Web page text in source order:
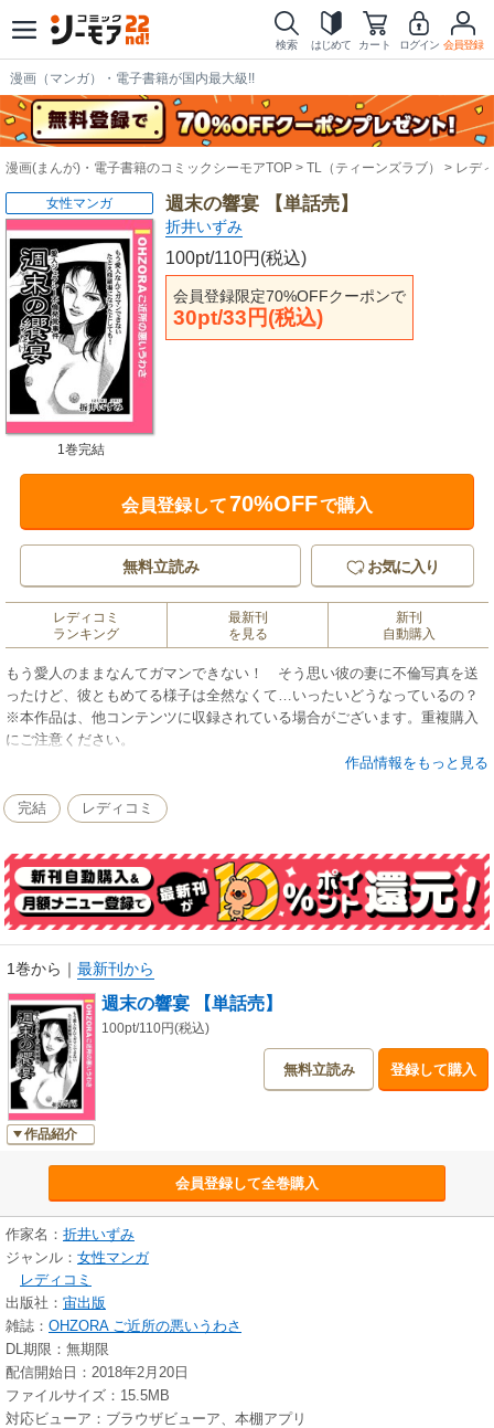
検索 はじめて カート ログイン 会員登録
漫画（マンガ）・電子書籍が国内最大級!!
漫画(まんが)・電子書籍のコミックシーモアTOP TL（ティーンズラブ） レデ
週末の響宴 【単話売】
折井いずみ
100pt/110円(税込)
会員登録限定70%OFFクーポンで
30pt/33円(税込)
女性マンガ
1巻完結
会員登録して70%OFFで購入
無料立読み お気に入り
レディコミ
ランキング
最新刊
を見る
新刊
自動購入
もう愛人のままなんてガマンできない！ そう思い彼の妻に不倫写真を送
ったけど、彼ともめてる様子は全然なくて…いったいどうなっているの？
※本作品は、他コンテンツに収録されている場合がございます。重複購入
にご注意ください。
作品情報をもっと見る
完結 レディコミ
1巻から ｜ 最新刊から
作品紹介
週末の響宴 【単話売】
100pt/110円(税込)
無料立読み 登録して購入
会員登録して全巻購入
作家名： 折井いずみ
ジャンル： 女性マンガ
レディコミ
出版社： 宙出版
雑誌： OHZORA ご近所の悪いうわさ
DL期限：無期限
配信開始日：2018年2月20日
ファイルサイズ：15.5MB
対応ビューア：ブラウザビューア、本棚アプリ